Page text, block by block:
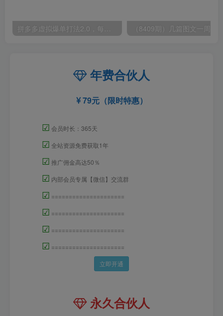
年费合伙人
79元（限时特惠）
☑ 会员时长：365天
☑ 全站资源免费获取1年
☑ 推广佣金高达50％
☑ 内部会员专属【微信】交流群
☑ =====================
☑ =====================
☑ =====================
☑ =====================
立即开通
永久合伙人